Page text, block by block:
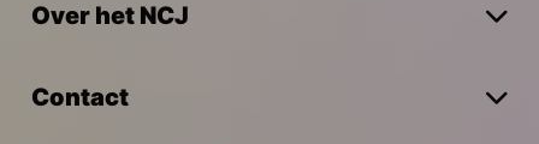
Over het NCJ
Contact